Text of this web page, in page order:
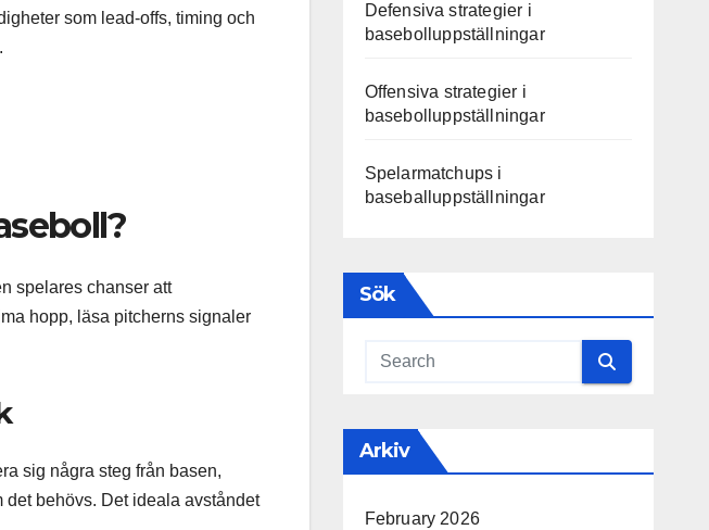
som lead-offs, timing och
spelares chanser att
hopp, läsa pitcherns signaler
sig några steg från basen,
behövs. Det ideala avståndet
Defensiva strategier i
basebolluppställningar
Offensiva strategier i
basebolluppställningar
Spelarmatchups i
baseballuppställningar
Sök
Arkiv
February 2026